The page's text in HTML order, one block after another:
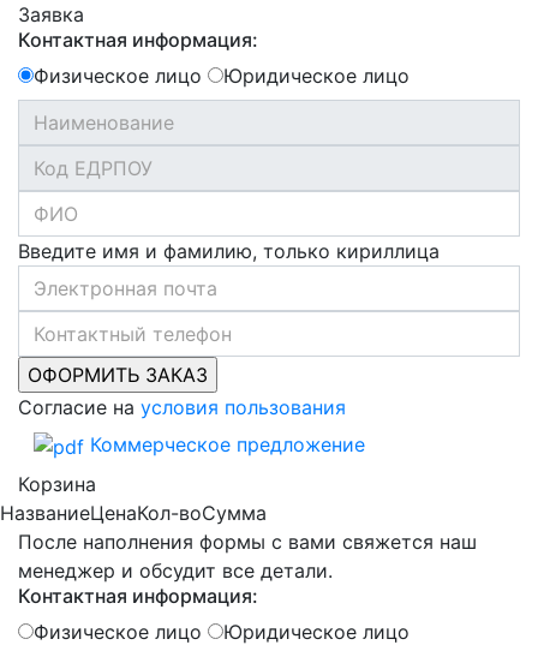
Заявка
Контактная информация:
Физическое лицо
Юридическое лицо
Введите имя и фамилию, только кириллица
Согласие на условия пользования
Коммерческое предложение
Корзина
НазваниеЦенаКол-воСумма
После наполнения формы с вами свяжется наш
менеджер и обсудит все детали.
Контактная информация:
Физическое лицо
Юридическое лицо